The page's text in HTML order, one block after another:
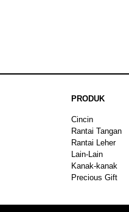
PRODUK
Cincin
Rantai Tangan
Rantai Leher
Lain-Lain
Kanak-kanak
Precious Gift